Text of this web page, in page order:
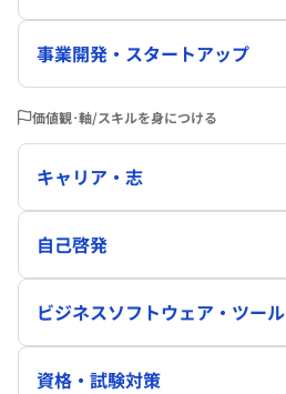
事業開発・スタートアップ
価値観･軸/スキルを身につける
キャリア・志
自己啓発
ビジネスソフトウェア・ツール
資格・試験対策